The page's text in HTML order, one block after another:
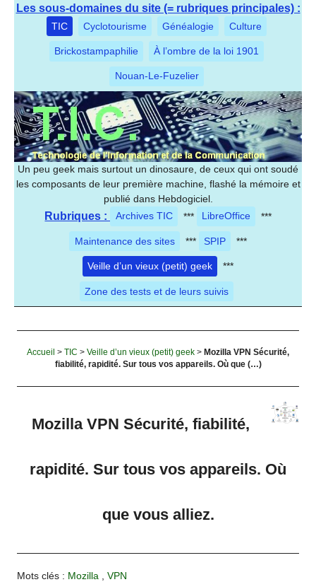
Les sous-domaines du site (= rubriques principales) :
TIC Cyclotourisme Généalogie Culture
Brickostampaphilie À l’ombre de la loi 1901
Nouan-Le-Fuzelier
Un peu geek mais surtout un dinosaure, de ceux qui ont soudé
les composants de leur première machine, flashé la mémoire et
publié dans Hebdogiciel.
Rubriques : Archives TIC *** LibreOffice ***
Maintenance des sites *** SPIP ***
Veille d’un vieux (petit) geek ***
Zone des tests et de leurs suivis
Accueil > TIC > Veille d’un vieux (petit) geek > Mozilla VPN Sécurité,
fiabilité, rapidité. Sur tous vos appareils. Où que (…)
Mozilla VPN Sécurité, fiabilité,
rapidité. Sur tous vos appareils. Où
que vous alliez.
Mots clés : Mozilla ,VPN